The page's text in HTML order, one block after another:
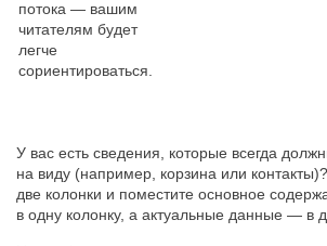
потока — вашим
читателям будет
легче
сориентироваться.
У вас есть сведения, которые всегда
на виду (например, корзина или
две колонки и поместите основное
в одну колонку, а актуальные данные — в